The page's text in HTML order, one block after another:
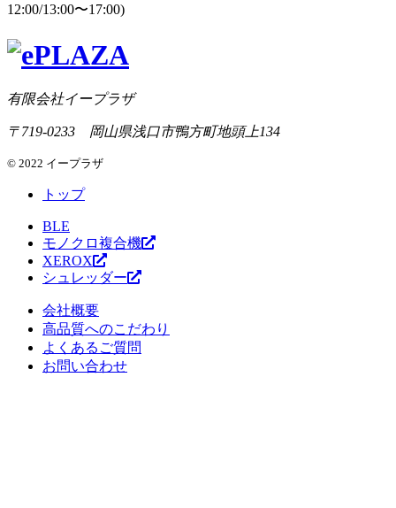
12:00/13:00〜17:00)
有限会社イープラザ
〒719-0233 岡山県浅口市鴨方町地頭上134
© 2022 イープラザ
トップ
BLE
モノクロ複合機
XEROX
シュレッダー
会社概要
高品質へのこだわり
よくあるご質問
お問い合わせ